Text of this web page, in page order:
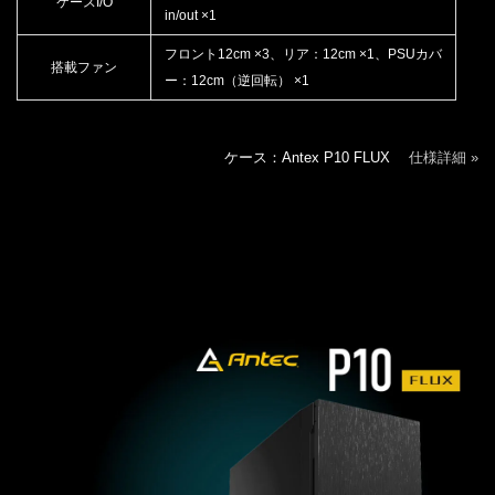
in/out ×1
搭載ファン
フロント12cm ×3、リア：12cm ×1、PSUカバ
ー：12cm（逆回転） ×1
ケース：Antex P10 FLUX 仕様詳細 »